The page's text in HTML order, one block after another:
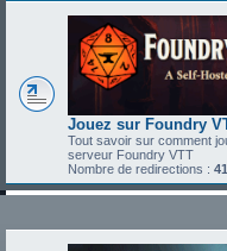
Jouez sur Foundry
Tout savoir sur comment
serveur Foundry VTT
Nombre de redirections :